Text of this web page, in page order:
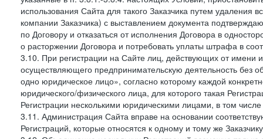
использования Сайта для такого Заказчика путем
компании Заказчика) с выставлением документа
по Договору и отказаться от исполнения Договора в
о расторжении Договора и потребовать уплаты штрафа в
3.10. При регистрации на Сайте лиц, действующих от имени
осуществляющего предпринимательскую деятельность без
одно юридическое лицо», согласно которому каждой
юридического/физического лица, для которого такая
Регистрации несколькими юридическими лицами, в том
3.11. Администрация Сайта вправе на основании
Регистраций, которые относятся к одному и тому же